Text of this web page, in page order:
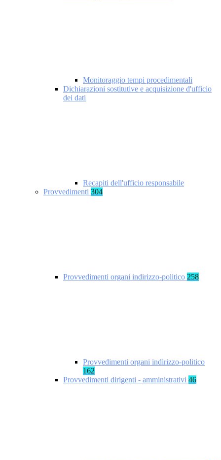
Monitoraggio tempi procedimentali
Dichiarazioni sostitutive e acquisizione d'ufficio
dei dati
Recapiti dell'ufficio responsabile
Provvedimenti 304
Provvedimenti organi indirizzo-politico 258
Provvedimenti organi indirizzo-politico
162
Provvedimenti dirigenti - amministrativi 46